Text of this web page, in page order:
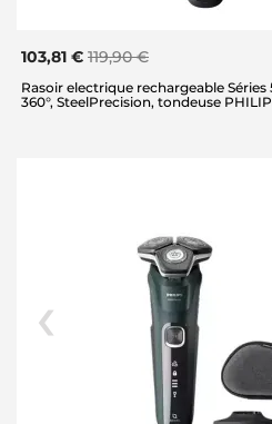
103,81 € 119,90 €
Rasoir electrique rechargeable
360°, SteelPrecision, tondeuse